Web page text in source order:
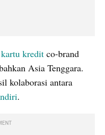
kartu kredit co-brand
Asia Tenggara.
kolaborasi antara
.